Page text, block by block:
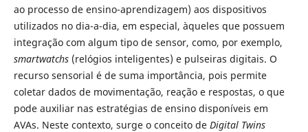
ao processo de ensino-aprendizagem) aos dispositivos
utilizados no dia-a-dia, em especial, àqueles que possuem
integração com algum tipo de sensor, como, por exemplo,
smartwatchs(relógios inteligentes) e pulseiras digitais. O
recurso sensorial é de suma importância, pois permite
coletar dados de movimentação, reação e respostas, o que
pode auxiliar nas estratégias de ensino disponíveis em
AVAs. Neste contexto, surge o conceito de Digital Twins